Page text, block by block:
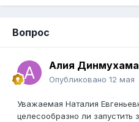
Вопрос
Алия
Опубликовано 12 мая
Уважаемая Наталия
целесообразно ли запустить